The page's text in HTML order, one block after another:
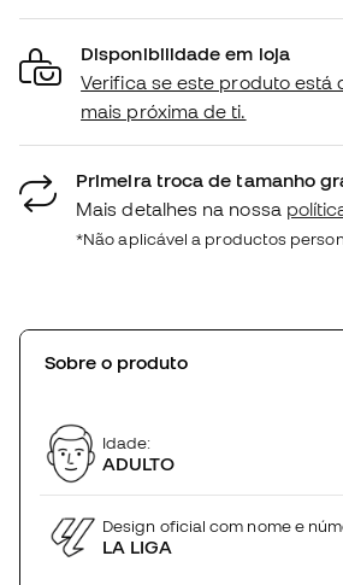
Disponibilidade em loja
Verifica se este produto está
mais próxima de ti.
Primeira troca de tamanho
Mais detalhes na nossa
*Não aplicável a productos
Sobre o produto
Idade:
ADULTO
Design oficial com nome e
LA LIGA